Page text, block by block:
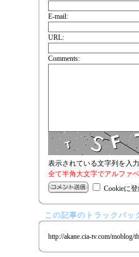
E-mail:
URL:
Comments:
表示されている文字列を入
全て半角大文字でアルファ
Cookieに
この記事のトラックバッ
http://akane.cia-tv.com/moblog/